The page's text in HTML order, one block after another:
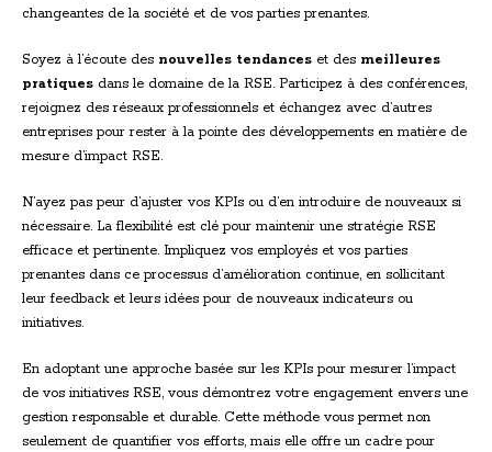
changeantes de la société et de vos parties prenantes.
Soyez à l’écoute des nouvelles tendances et des meilleures
pratiques dans le domaine de la RSE. Participez à des conférences,
rejoignez des réseaux professionnels et échangez avec d’autres
entreprises pour rester à la pointe des développements en matière de
mesure d’impact RSE.
N’ayez pas peur d’ajuster vos KPIs ou d’en introduire de nouveaux si
nécessaire. La flexibilité est clé pour maintenir une stratégie RSE
efficace et pertinente. Impliquez vos employés et vos parties
prenantes dans ce processus d’amélioration continue, en sollicitant
leur feedback et leurs idées pour de nouveaux indicateurs ou
initiatives.
En adoptant une approche basée sur les KPIs pour mesurer l’impact
de vos initiatives RSE, vous démontrez votre engagement envers une
gestion responsable et durable. Cette méthode vous permet non
seulement de quantifier vos efforts, mais elle offre un cadre pour